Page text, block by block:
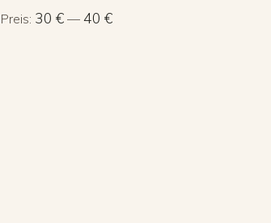
Min.
Max.
Preis: 30 €—40 €